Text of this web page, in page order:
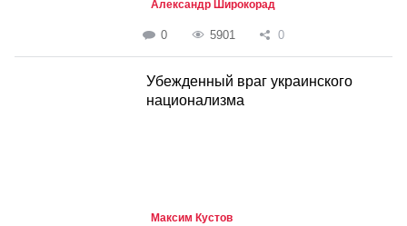
Александр Широкорад
0 5901 0
Убежденный враг украинского
национализма
Максим Кустов